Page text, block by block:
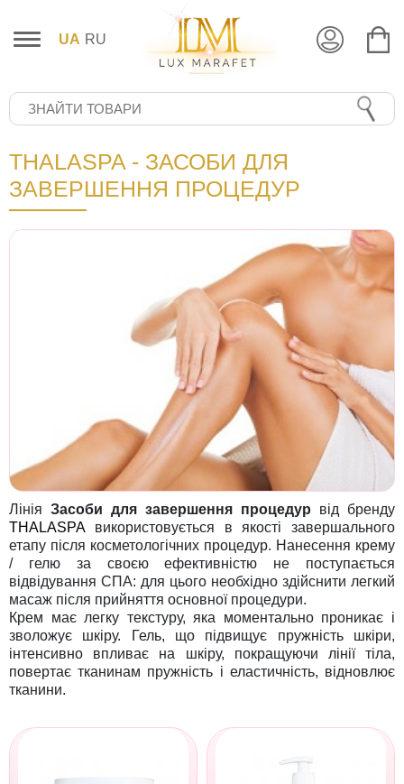
UA RU
THALASPA - ЗАСОБИ ДЛЯ
ЗАВЕРШЕННЯ ПРОЦЕДУР
Лінія Засоби для завершення процедур від бренду
THALASPAвикористовується в якості завершального
етапу після косметологічних процедур. Нанесення крему
/ гелю за своєю ефективністю не поступається
відвідування СПА: для цього необхідно здійснити легкий
масаж після прийняття основної процедури.
Крем має легку текстуру, яка моментально проникає і
зволожує шкіру. Гель, що підвищує пружність шкіри,
інтенсивно впливає на шкіру, покращуючи лінії тіла,
повертає тканинам пружність і еластичність, відновлює
тканини.